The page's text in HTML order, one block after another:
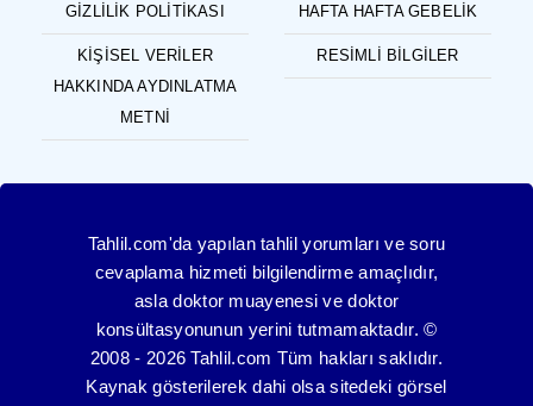
GIZLILIK POLITIKASI
KIŞISEL VERILER
HAKKINDA AYDINLATMA
METNI
HAFTA HAFTA GEBELIK
RESIMLI BILGILER
Tahlil.com'da yapılan tahlil yorumları ve soru
cevaplama hizmeti bilgilendirme amaçlıdır,
asla doktor muayenesi ve doktor
konsültasyonunun yerini tutmamaktadır. ©
2008 - 2026 Tahlil.com Tüm hakları saklıdır.
Kaynak gösterilerek dahi olsa sitedeki görsel